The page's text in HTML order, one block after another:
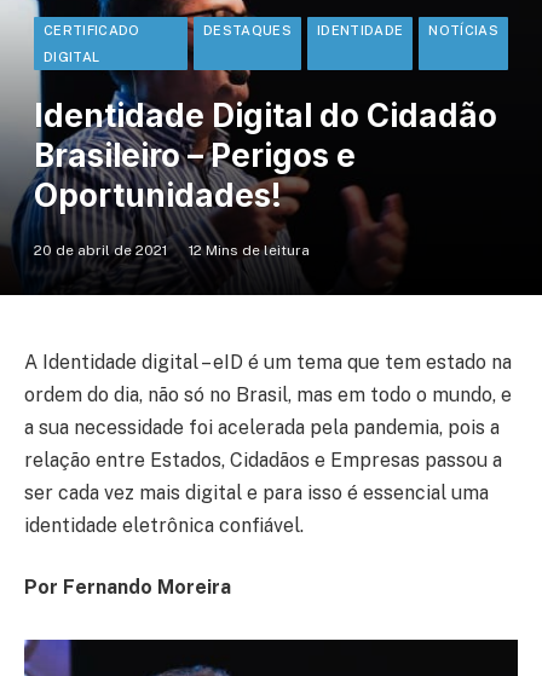
CERTIFICADO
DIGITAL
DESTAQUES IDENTIDADE NOTÍCIAS
Identidade Digital do Cidadão
Brasileiro – Perigos e
Oportunidades!
20 de abril de 2021 12 Mins de leitura
A Identidade digital – eID é um tema que tem estado na
ordem do dia, não só no Brasil, mas em todo o mundo, e
a sua necessidade foi acelerada pela pandemia, pois a
relação entre Estados, Cidadãos e Empresas passou a
ser cada vez mais digital e para isso é essencial uma
identidade eletrônica confiável.
Por Fernando Moreira